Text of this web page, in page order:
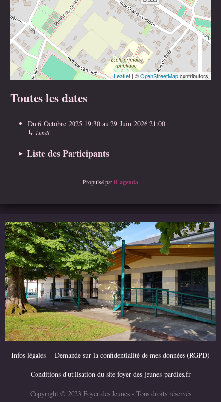
Leaflet | ©OpenStreetMapcontributors
Toutes les dates
Du 6 Octobre 2025 19:30 au 29 Juin 2026 21:00
↳ Lundi
Liste des Participants
Propulsé pariCagenda
Infos légales Demande sur la confidentialité de mes données (RGPD)
Conditions d'utilisation du site foyer-des-jeunes-pardies.fr
Copyright © 2023 Foyer des Jeunes - Tous droits réservés